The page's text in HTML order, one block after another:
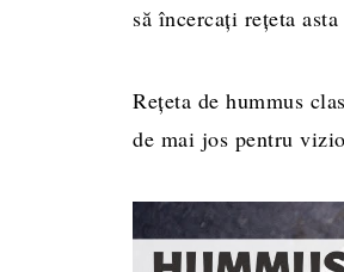
să încercaţi reţeta
Rețeta de hummus
de mai jos pentru